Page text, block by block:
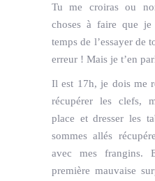
Tu me croiras ou
choses à faire que
temps de l’essayer de
erreur ! Mais je t’en
Il est 17h, je dois me
récupérer les clefs,
place et dresser les
sommes allés
avec mes frangins.
première mauvaise